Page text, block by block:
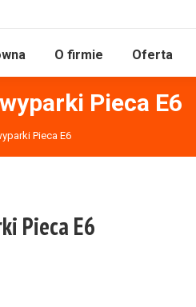
O firmie Oferta
Pieca E6
Pieca E6
Pieca E6